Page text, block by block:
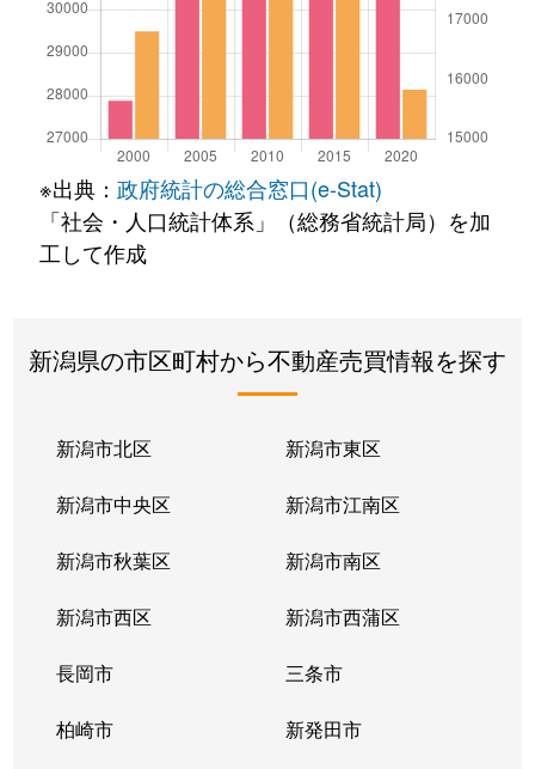
※出典： 政府統計の総合窓口(e-Stat)
「社会・人口統計体系」（総務省統計局）を加
工して作成
新潟県の市区町村から不動産売買情報を探す
新潟市北区 新潟市東区
新潟市中央区 新潟市江南区
新潟市秋葉区 新潟市南区
新潟市西区 新潟市西蒲区
長岡市 三条市
柏崎市 新発田市